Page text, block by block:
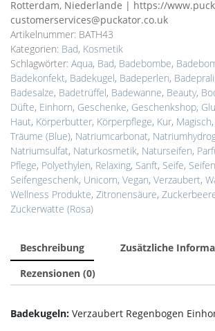
Rotterdam, Niederlande | https://
customerservices@puckator.co.uk
Artikelnummer: BATH43
Kategorien: Bad, Kosmetik
Schlagwörter: Aqua, Bad, Badebombe,
Badekonfekt, Badekugel, Badeperlen,
Badesalze, Badetrüffel, Badewanne, Beauty,
Düfte, Einhorn, Geschenke, Geschenkshop,
Haut, Körperbutter, Körperpflege, Kur, Magisch,
Träume (Blue), Natriumcarbonat,
Natriumsulfat, Naturkosmetik, Naturseifen,
Pflege, Polyethylen, Relaxing, Sanft, Seife, Seifen
Seifengeschenk, Unicorn, Vegan, Verzaubert,
Wellness Produkte, Zitronensäure,
Zuckerwatte (Rosa)
Beschreibung
Zusätzliche
Rezensionen (0)
Badekugeln: Verzaubert Regenbogen